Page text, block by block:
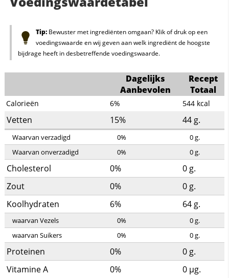
Tip:Bewuster met ingrediënten omgaan? Klik of druk op een
voedingswaarde en wij geven aan welk ingrediënt de hoogste
bijdrage heeft in desbetreffende voedingswaarde.
Dagelijks
Aanbevolen
Recept
Totaal
Calorieën 6% 544 kcal
Vetten 15% 44g.
Waarvan verzadigd 0% 0g.
Waarvan onverzadigd
0% 0g.
Cholesterol 0% 0g.
Zout
0% 0g.
Koolhydraten
6% 64g.
waarvan Vezels 0% 0g.
waarvan Suikers
0% 0g.
Proteinen 0% 0g.
Vitamine A
0% 0 µg.